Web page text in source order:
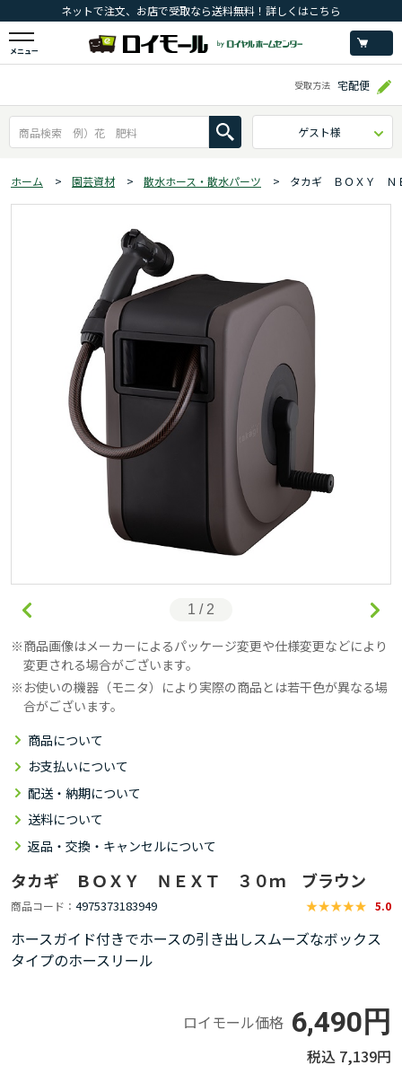
ネットで注文、お店で受取なら送料無料！詳しくはこちら
メニュー
受取方法 宅配便
ゲスト様
ホーム > 園芸資材 > 散水ホース・散水パーツ > タカギ ＢＯＸＹ Ｎ
1 / 2
商品画像はメーカーによるパッケージ変更や仕様変更などにより
変更される場合がございます。
お使いの機器（モニタ）により実際の商品とは若干色が異なる場
合がございます。
商品について
お支払いについて
配送・納期について
送料について
返品・交換・キャンセルについて
タカギ ＢＯＸＹ ＮＥＸＴ ３０ｍ ブラウン
商品コード 4975373183949 5.0
ホースガイド付きでホースの引き出しスムーズなボックス
タイプのホースリール
ロイモール価格 6,490円
7,139円